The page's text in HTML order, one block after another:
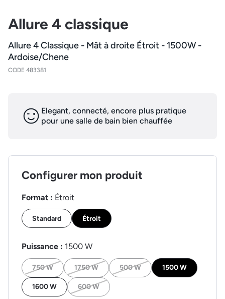
Allure 4 classique
Allure 4 Classique - Mât à droite Étroit - 1500W -
Ardoise/Chene
CODE 483381
Elegant, connecté, encore plus pratique
pour une salle de bain bien chauffée
Configurer mon produit
Format : Étroit
Standard Étroit
Puissance : 1500 W
750 W 1750 W 500 W 1500 W
1600 W 600 W